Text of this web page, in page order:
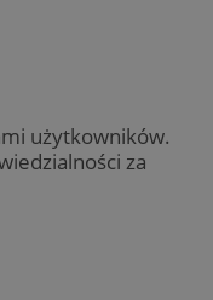
użytkowników.
za